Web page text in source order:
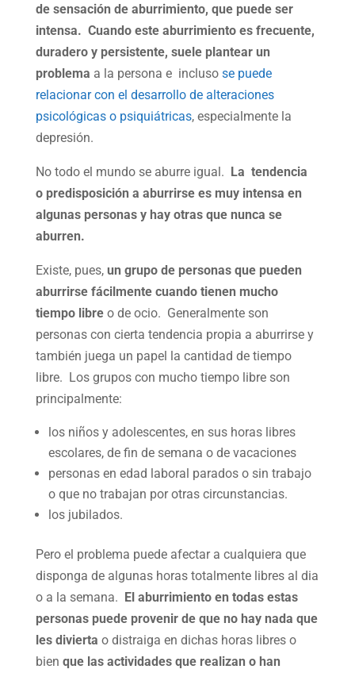
de sensación de aburrimiento, que puede ser
intensa. Cuando este aburrimiento es frecuente,
duradero y persistente, suele plantear un
problema a la persona e incluso se puede
relacionar con el desarrollo de alteraciones
psicológicas o psiquiátricas, especialmente la
depresión.
No todo el mundo se aburre igual. La tendencia
o predisposición a aburrirse es muy intensa en
algunas personas y hay otras que nunca se
aburren.
Existe, pues, un grupo de personas que pueden
aburrirse fácilmente cuando tienen mucho
tiempo libreo de ocio. Generalmente son
personas con cierta tendencia propia a aburrirse y
también juega un papel la cantidad de tiempo
libre. Los grupos con mucho tiempo libre son
principalmente:
los niños y adolescentes, en sus horas libres
escolares, de fin de semana o de vacaciones
personas en edad laboral parados o sin trabajo
o que no trabajan por otras circunstancias.
los jubilados.
Pero el problema puede afectar a cualquiera que
disponga de algunas horas totalmente libres al dia
o a la semana. El aburrimiento en todas estas
personas puede provenir de que no hay nada que
les divierta o distraiga en dichas horas libres o
bien que las actividades que realizan o han